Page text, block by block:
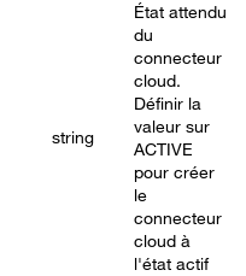
string
État attendu
du
connecteur
cloud.
Définir la
valeur sur
ACTIVE
pour créer
le
connecteur
cloud à
l'état actif